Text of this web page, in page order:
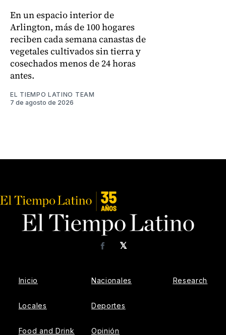
En un espacio interior de
Arlington, más de 100 hogares
reciben cada semana canastas de
vegetales cultivados sin tierra y
cosechados menos de 24 horas
antes.
EL TIEMPO LATINO TEAM
7 de agosto de 2026
𝕏
Facebook
Inicio
Locales
Food and Drink
Nacionales
Deportes
Opinión
Research